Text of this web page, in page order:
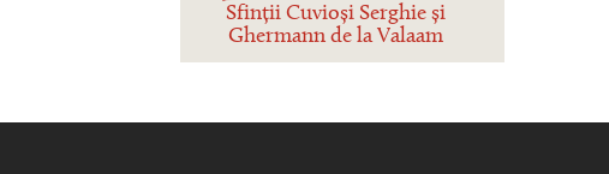
Sfinții Cuvioși Serghie și
Ghermann de la Valaam